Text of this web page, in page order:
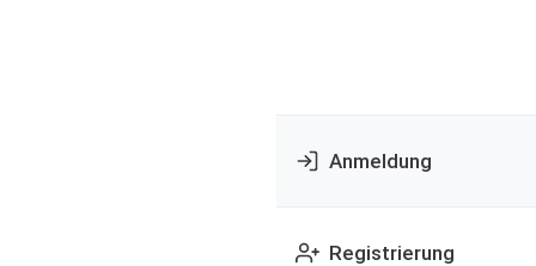
Anmeldung
Registrierung